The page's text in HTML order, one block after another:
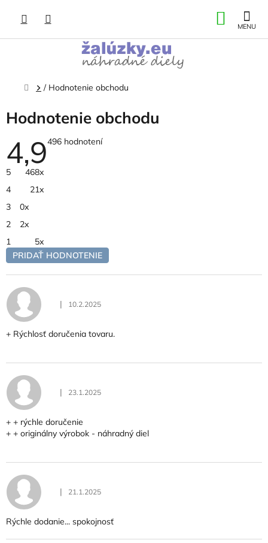
obsah
KOŠÍK
Domov
/ Hodnotenie obchodu
Hodnotenie obchodu
4,9Priemerné
496 hodnotení
5
468x
4
21x
3
0x
2
2x
1
5x
PRIDAŤ HODNOTENIE
p
i
s
h
d
o
t
n
í
Hodnotenie obchodu je 5 z 5 hviezdičiek.
| 10.2.2025
+ Rýchlosť doručenia tovaru.
Hodnotenie obchodu je 5 z 5 hviezdičiek.
| 23.1.2025
+ + rýchle doručenie
+ + originálny výrobok - náhradný diel
Hodnotenie obchodu je 5 z 5 hviezdičiek.
| 21.1.2025
Rýchle dodanie... spokojnosť